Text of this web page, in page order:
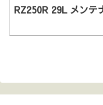
RZ250R 29L メン